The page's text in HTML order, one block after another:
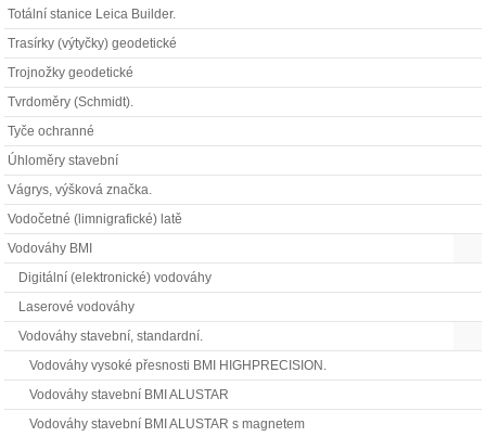
Totální stanice Leica Builder.
Trasírky (výtyčky) geodetické
Trojnožky geodetické
Tvrdoměry (Schmidt).
Tyče ochranné
Úhloměry stavební
Vágrys, výšková značka.
Vodočetné (limnigrafické) latě
Vodováhy BMI
Digitální (elektronické) vodováhy
Laserové vodováhy
Vodováhy stavební, standardní.
Vodováhy vysoké přesnosti BMI HIGHPRECISION.
Vodováhy stavební BMI ALUSTAR
Vodováhy stavební BMI ALUSTAR s magnetem